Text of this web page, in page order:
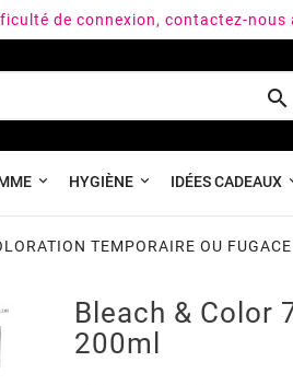
de connexion, contactez-nous

HYGIÈNE IDÉES CADEAUX
TEMPORAIRE OU FUGACE
Bleach & Color
200ml